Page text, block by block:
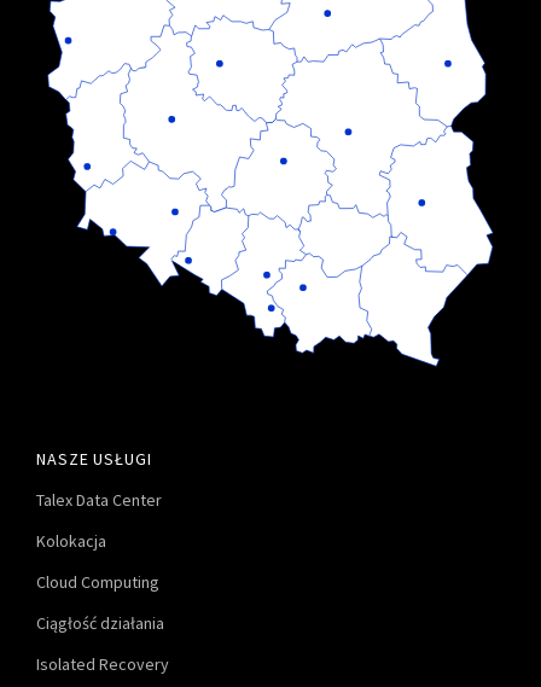
NASZE USŁUGI
Talex Data Center
Kolokacja
Cloud Computing
Ciągłość działania
Isolated Recovery